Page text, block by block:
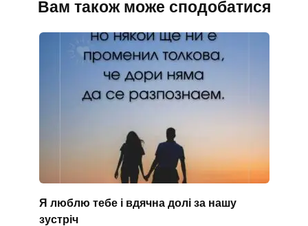
Вам також може сподобатися
Я люблю тебе і вдячна долі за нашу
зустріч